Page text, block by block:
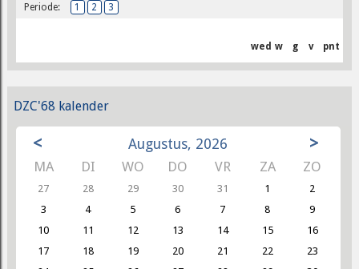
Periode: 1 2 3
wed w g v pnt
DZC'68 kalender
< Augustus, 2026 >
MA DI WO DO VR ZA ZO
27 28 29 30 31 1
2
3
4 5 6 7 8
9
10
11 12 13 14 15
16
17
18 19 20 21 22
23